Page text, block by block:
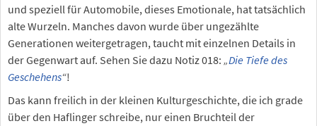
und speziell für Automobile, dieses Emotionale, hat tatsächlich
alte Wurzeln. Manches davon wurde über ungezählte
Generationen weitergetragen, taucht mit einzelnen Details in
der Gegenwart auf. Sehen Sie dazu Notiz 018: „Die Tiefe des
Geschehens“!
Das kann freilich in der kleinen Kulturgeschichte, die ich grade
über den Haflinger schreibe, nur einen Bruchteil der